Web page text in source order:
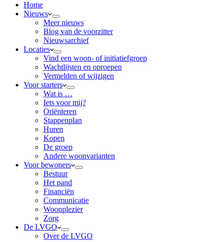
Home
Nieuws
Meer nieuws
Blog van de voorzitter
Nieuwsarchief
Locaties
Vind een woon- of initiatiefgroep
Wachtlijsten en oproepen
Vermelden of wijzigen
Voor starters
Wat is …
Iets voor mij?
Oriënteren
Stappenplan
Huren
Kopen
De groep
Andere woonvarianten
Voor bewoners
Bestuur
Het pand
Financiën
Communicatie
Woonplezier
Zorg
De LVGO
Over de LVGO